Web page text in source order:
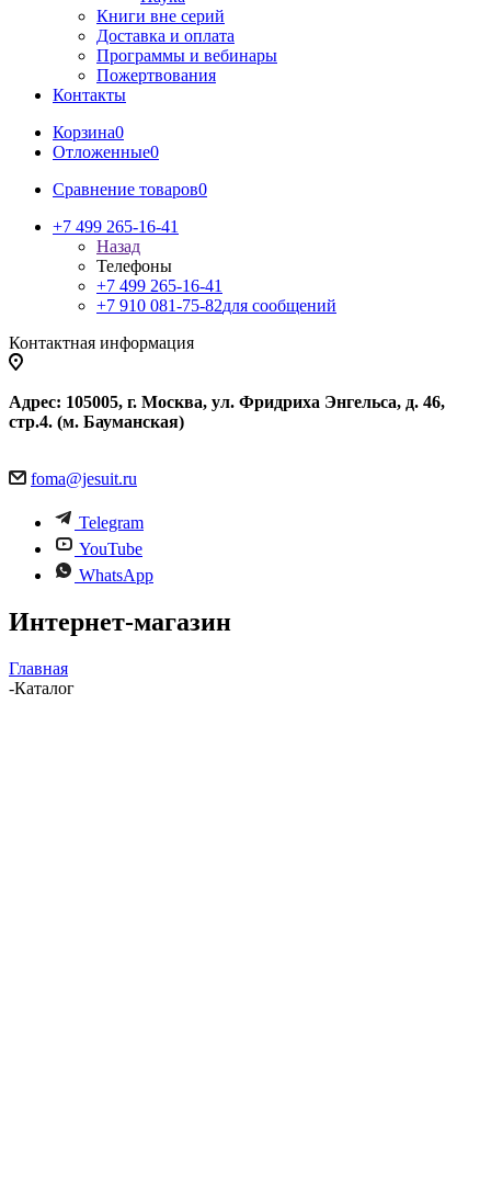
Книги вне серий
Доставка и оплата
Программы и вебинары
Пожертвования
Контакты
Корзина0
Отложенные0
Сравнение товаров0
+7 499 265-16-41
Назад
Телефоны
+7 499 265-16-41
+7 910 081-75-82для сообщений
Контактная информация
Адрес: 105005, г. Москва, ул. Фридриха Энгельса, д. 46,
стр.4. (м. Бауманская)
foma@jesuit.ru
Telegram
YouTube
WhatsApp
Интернет-магазин
Главная
-Каталог